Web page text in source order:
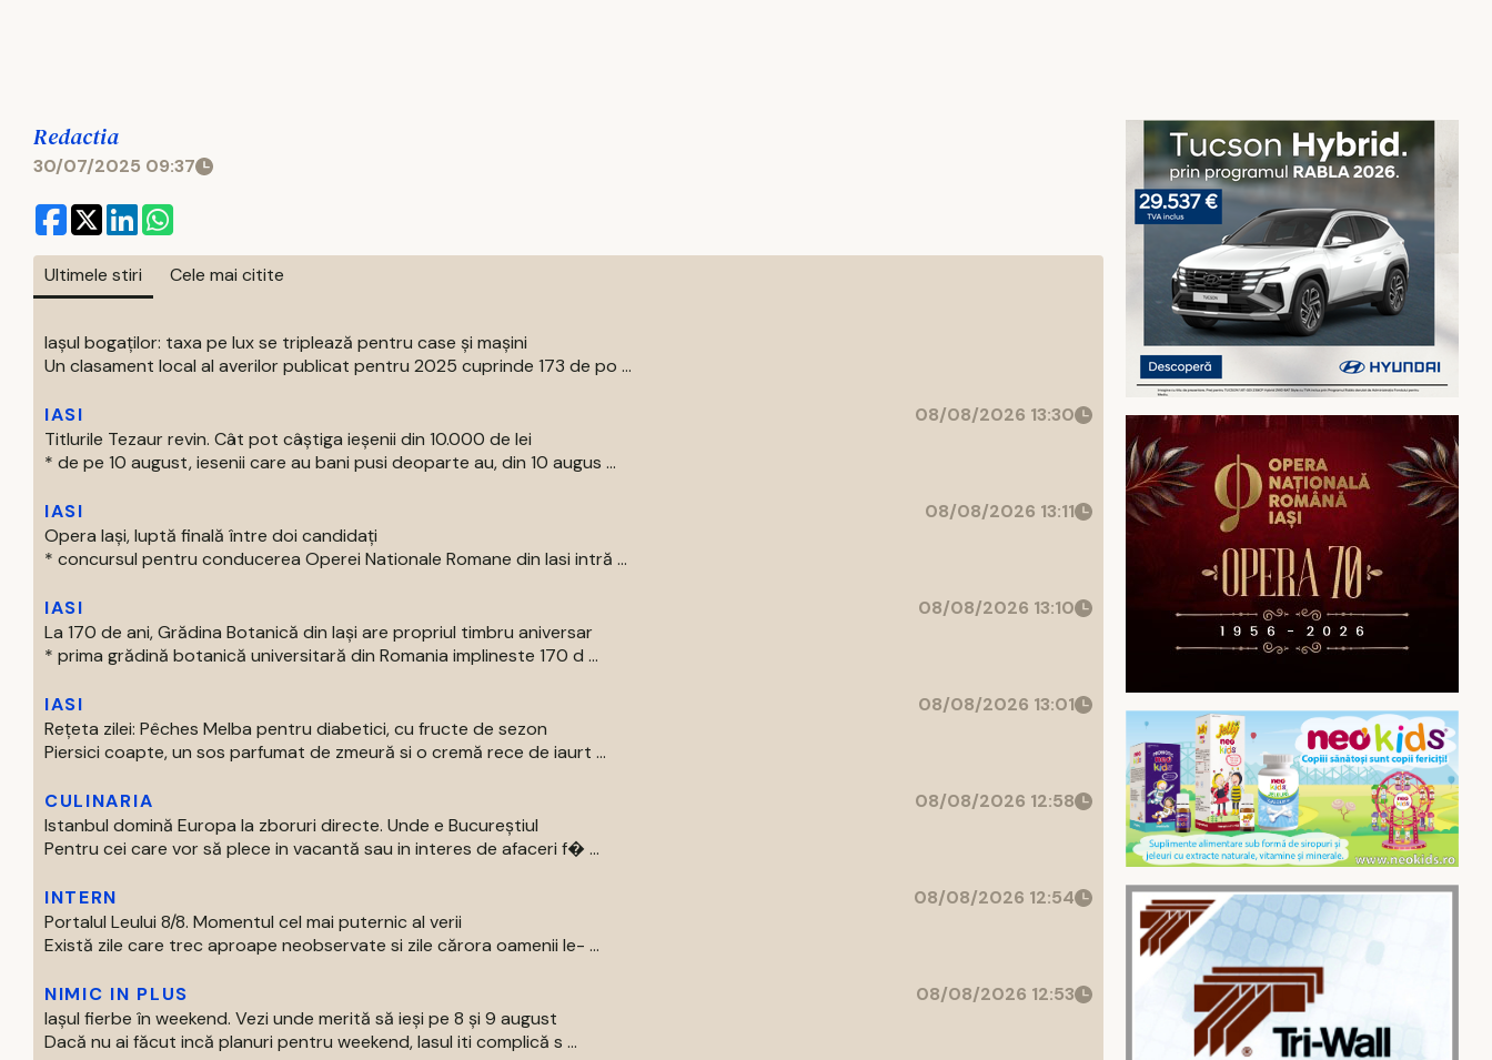
Redactia
30/07/2025 09:37
Ultimele stiri Cele mai citite
Iașul bogaților: taxa pe lux se triplează pentru case și mașini
Un clasament local al averilor publicat pentru 2025 cuprinde 173 de po ...
IASI
08/08/2026 13:30
Titlurile Tezaur revin. Cât pot câștiga ieșenii din 10.000 de lei
* de pe 10 august, iesenii care au bani pusi deoparte au, din 10 augus ...
IASI
08/08/2026 13:11
Opera Iași, luptă finală între doi candidați
* concursul pentru conducerea Operei Nationale Romane din Iasi intră ...
IASI
08/08/2026 13:10
La 170 de ani, Grădina Botanică din Iași are propriul timbru aniversar
* prima grădină botanică universitară din Romania implineste 170 d ...
IASI
08/08/2026 13:01
Rețeta zilei: Pêches Melba pentru diabetici, cu fructe de sezon
Piersici coapte, un sos parfumat de zmeură si o cremă rece de iaurt ...
CULINARIA
08/08/2026 12:58
Istanbul domină Europa la zboruri directe. Unde e Bucureștiul
Pentru cei care vor să plece in vacantă sau in interes de afaceri f� ...
INTERN
08/08/2026 12:54
Portalul Leului 8/8. Momentul cel mai puternic al verii
Există zile care trec aproape neobservate si zile cărora oamenii le- ...
NIMIC IN PLUS
08/08/2026 12:53
Iașul fierbe în weekend. Vezi unde merită să ieși pe 8 și 9 august
Dacă nu ai făcut incă planuri pentru weekend, Iasul iti complică s ...